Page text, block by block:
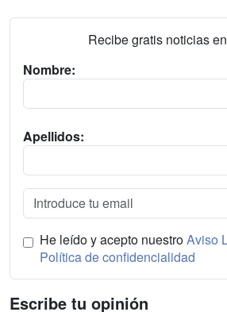
Recibe gratis noticias
Nombre:
Apellidos:
He leído y acepto nuestroAviso
Política de confidencialidad
Escribe tu opinión